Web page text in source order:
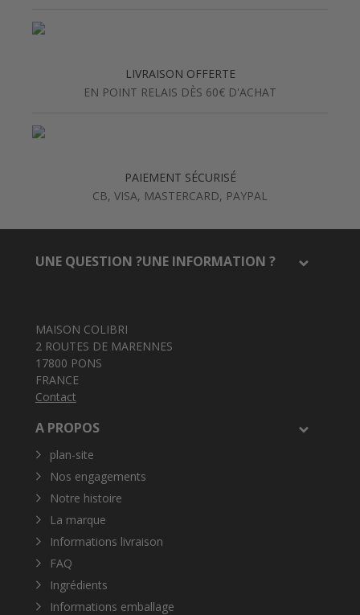
LIVRAISON OFFERTE
EN POINT RELAIS DÈS 60€ D'ACHAT
PAIEMENT SÉCURISÉ
CB, VISA, MASTERCARD, PAYPAL
UNE QUESTION ?UNE INFORMATION ?
MAISON COLIBRI
2 ROUTES DE MARENNES
17800 PONS
FRANCE
Contact
A PROPOS
plan-site
Nos engagements
Notre histoire
La marque
Informations livraison
FAQ
Ingrédients
Informations emballage